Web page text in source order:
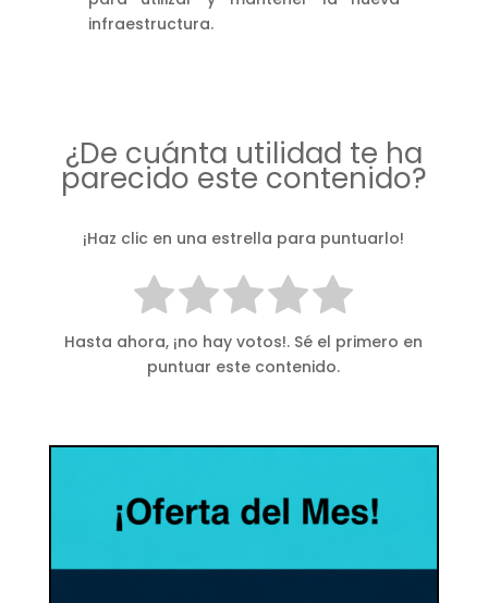
infraestructura.
¿De cuánta utilidad te ha
parecido este contenido?
¡Haz clic en una estrella para puntuarlo!
Hasta ahora, ¡no hay votos!. Sé el primero en
puntuar este contenido.